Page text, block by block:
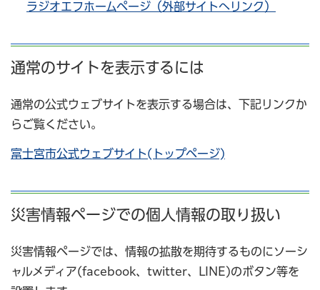
ラジオエフホームページ（外部サイトへリンク）
通常のサイトを表示するには
通常の公式ウェブサイトを表示する場合は、下記リンクか
らご覧ください。
富士宮市公式ウェブサイト(トップページ)
災害情報ページでの個人情報の取り扱い
災害情報ページでは、情報の拡散を期待するものにソーシ
ャルメディア(facebook、twitter、LINE)のボタン等を